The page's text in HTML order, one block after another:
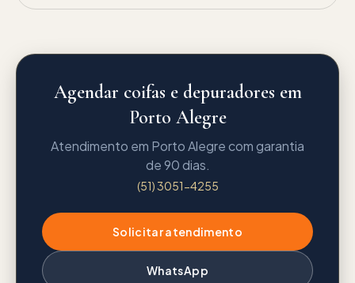
Agendar coifas e depuradores em
Porto Alegre
Atendimento em Porto Alegre com garantia
de 90 dias.
(51) 3051-4255
Solicitar atendimento
WhatsApp